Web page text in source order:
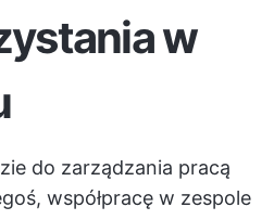
w
do zarządzania pracą
współpracę w zespole